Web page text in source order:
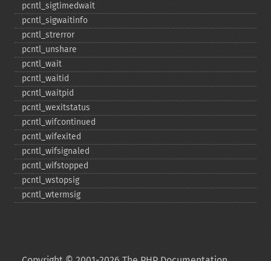
pcntl_​sigtimedwait
pcntl_​sigwaitinfo
pcntl_​strerror
pcntl_​unshare
pcntl_​wait
pcntl_​waitid
pcntl_​waitpid
pcntl_​wexitstatus
pcntl_​wifcontinued
pcntl_​wifexited
pcntl_​wifsignaled
pcntl_​wifstopped
pcntl_​wstopsig
pcntl_​wtermsig